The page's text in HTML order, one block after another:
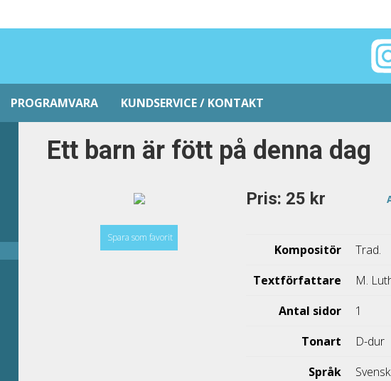
PROGRAMVARA KUNDSERVICE / KONTAKT
Ett barn är fött på denna dag
Spara som favorit
Pris: 25 kr
Kompositör
Trad.
Textförfattare
M.
Antal sidor
1
Tonart
D-dur
Språk